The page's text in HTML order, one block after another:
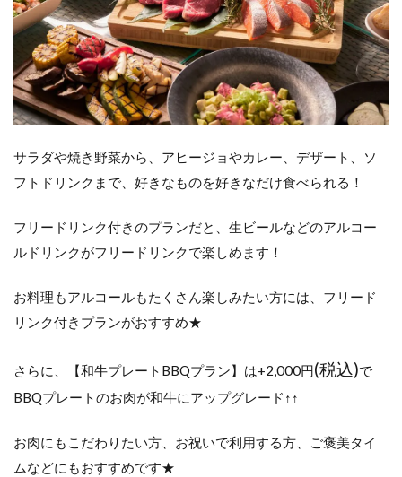
サラダや焼き野菜から、アヒージョやカレー、デザート、ソ
フトドリンクまで、好きなものを好きなだけ食べられる！
フリードリンク付きのプランだと、生ビールなどのアルコー
ルドリンクがフリードリンクで楽しめます！
お料理もアルコールもたくさん楽しみたい方には、フリード
リンク付きプランがおすすめ★
さらに、【和牛プレートBBQプラン】は+2,000円(税込)で
BBQプレートのお肉が和牛にアップグレード↑↑
お肉にもこだわりたい方、お祝いで利用する方、ご褒美タイ
ムなどにもおすすめです★